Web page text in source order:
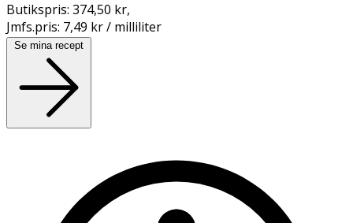
Butikspris: 374,50 kr,
Jmfs.pris: 7,49 kr / milliliter
Se mina recept